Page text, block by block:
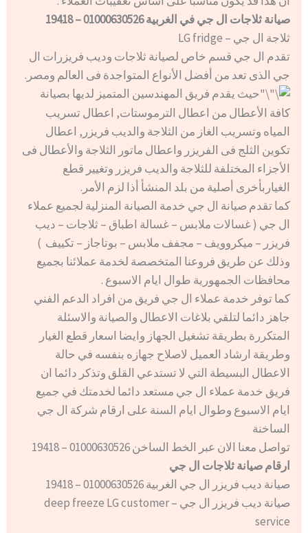
صيانة ثلاجات ال جي في الغربية 01000630526 – 19418
ثلاجة ال جي – LG fridge
تقدم ال جي قسم خاص لصيانة ثلاجات وديب فريزرات ال
جي الذى تعد من أفضل الأنواع المتواجدة فى العالم ومصر.
حيث يقدم فريق المهندسين المتميز لديها بصيانة
كافة الأعطال من اعطال الترموستات, اعطال تسريب
المياه وتسريب الغاز من الثلاجة والديب فريزر, اعطال
تكوين الثلج فى الفريزر واعطال ماتور الثلاجة والأعطال فى
الأجزاء المختلفة للثلاجة والديب فريزر وتغيير قطع
الغياربأخرى أصلية من بلد المنشأ أذا لزم الأمر.
كما تقدم صيانة ال جي خدمة الصيانة المنزلية لجميع عملاء
ال جي ( غسالات ملابس – غسالة اطباق – ثلاجات – ديب
فريزر – ميكروويف – مجفف ملابس – بوتاجاز – تكييف )
وذلك عن طريق فروعنا المتخصصة لخدمة عملائنا بجميع
محافظات الجمهورية طوال ايام الاسبوع .
كما توفر خدمة عملاء ال جي فريق من افراد الدعم الفني
جاهز دائما لتلقي بلاغات الاعطال والصيانة والاسئلة
المتكررة بطريقة تشغيل الجهاز وايضا اسعار قطع الغيار
وطريقة ارشاد العميل لاصلاح جهازه بنفسه في حالة
الاعطال البسيطة التي لا تستدعي القلق وتذكر دائما ان
فريق خدمة عملاء ال جي مستعد دائما لخدمتك في جميع
ايام الاسبوع وطوال ايام السنة على ارقام شركة ال جي
الساخنة
تواصل معنا الان عبر الخط الساخن 01000630526 – 19418
ارقام صيانة ثلاجات ال جي
صيانة ديب فريزر ال جي الغربية 01000630526 – 19418
صيانة ديب فريزر ال جي – deep freeze LG customer
service